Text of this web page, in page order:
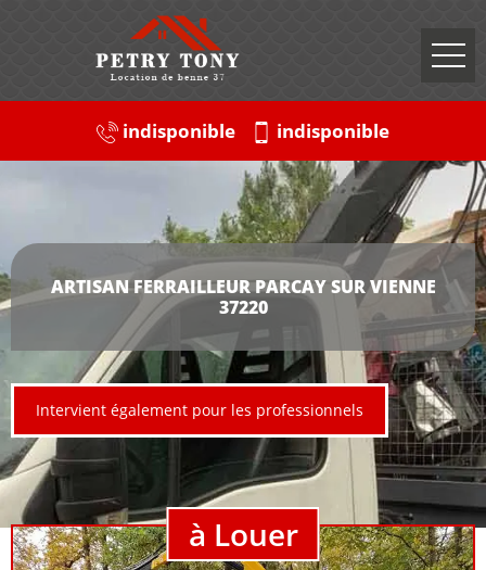
indisponible indisponible
ARTISAN FERRAILLEUR PARCAY SUR VIENNE
37220
Intervient également pour les professionnels
à Louer